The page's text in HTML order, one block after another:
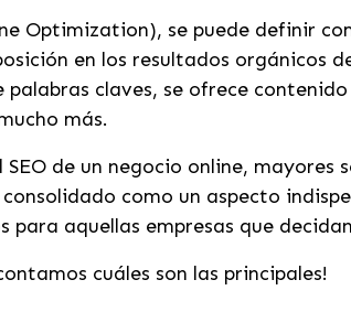
Optimization), se puede definir
en los resultados orgánicos
palabras claves, se ofrece
más.
SEO de un negocio online,
como un aspecto
para aquellas empresas que
cuáles son las principales!